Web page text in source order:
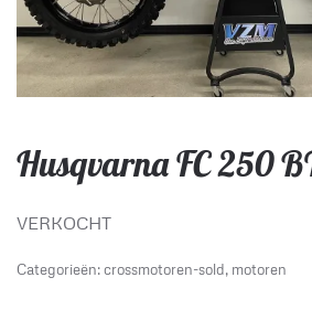
Husqvarna FC 250
VERKOCHT
Categorieën:crossmotoren-sold, motoren